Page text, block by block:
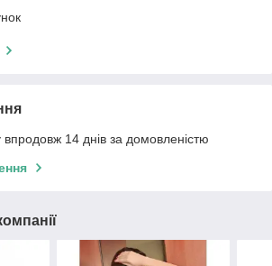
14 днів за домовленістю